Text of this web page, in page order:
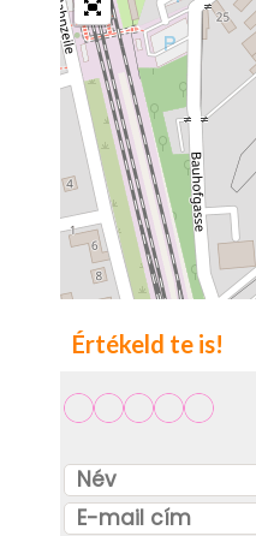
Értékeld te is!